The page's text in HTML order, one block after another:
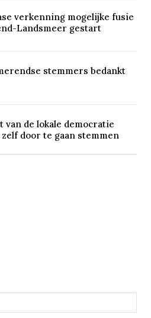
verkenning mogelijke fusie
Landsmeer gestart
stemmers bedankt
van de lokale democratie
zelf door te gaan stemmen